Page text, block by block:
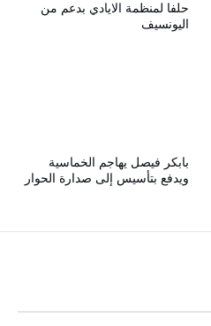
حلفا لمنظمة الايادي بدعم من
اليونسيف
بابكر فيصل يهاجم الخماسية
ويدفع بتأسيس إلى صدارة الحوار